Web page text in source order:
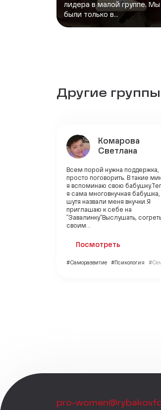
лидера в малой группе. Мы
были только в...
Другие
Комарова
Светлана
Всем порой нужна поддержка,
просто поговорить. В такие
я вспоминаю свою
я сама многовнучная бабушка,
шутя назвали меня внучки.Я
приглашаю к себе на
"Завалинку"Выслушать,
своим...
Посмотреть
#Саморазвитие #Психология
pro-